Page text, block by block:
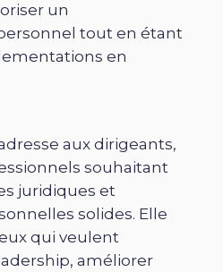
un
tout en étant
en
aux dirigeants,
souhaitant
juridiques et
solides. Elle
qui veulent
améliorer